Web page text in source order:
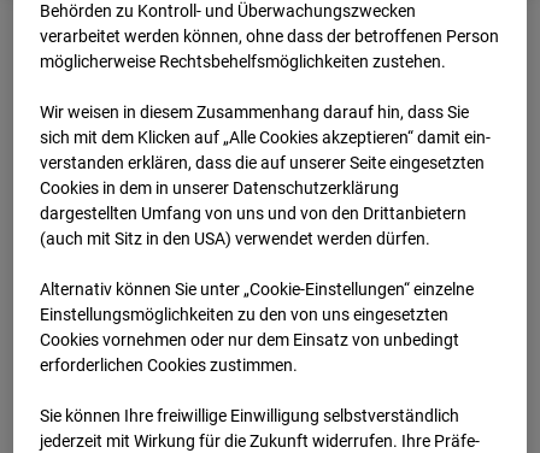
Home
Deutschland
BC-189 - BV-Ausbau Bonatzbau -Cam7
Archiv
2026 07 08 19:15
BC-189 - BV-Ausbau
Bonatzbau -Cam7
Arnulf Klett Platz, 70173 Stuttgart
Zur Übersicht
Europe/Berlin
Behörden zu Kontroll- und Überwachungszwecken
verarbeitet werden können, ohne dass der betroffenen Person
möglicherweise Rechtsbehelfsmöglichkeiten zustehen.
Wir weisen in diesem Zusammenhang darauf hin, dass Sie
sich mit dem Klicken auf „Alle Cookies akzeptieren“ damit ein­
ver­standen erklären, dass die auf unserer Seite eingesetzten
Cookies in dem in unserer Datenschutzerklärung
dargestellten Umfang von uns und von den Drittanbietern
(auch mit Sitz in den USA) verwendet werden dürfen.
Alternativ können Sie unter „Cookie-Einstellungen“ einzelne
Einstellungsmöglichkeiten zu den von uns eingesetzten
Cookies vornehmen oder nur dem Einsatz von unbedingt
erforderlichen Cookies zustimmen.
Sie können Ihre freiwillige Einwilligung selbstverständlich
jederzeit mit Wirkung für die Zukunft widerrufen. Ihre Prä­fe­